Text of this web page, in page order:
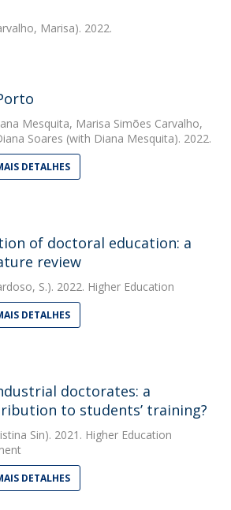
Marisa). 2022.
Mesquita, Marisa Simões Carvalho,
Soares (with Diana Mesquita). 2022.
DETALHES
of doctoral education: a
review
S.). 2022. Higher Education
DETALHES
doctorates: a
to students’ training?
Sin). 2021. Higher Education
DETALHES